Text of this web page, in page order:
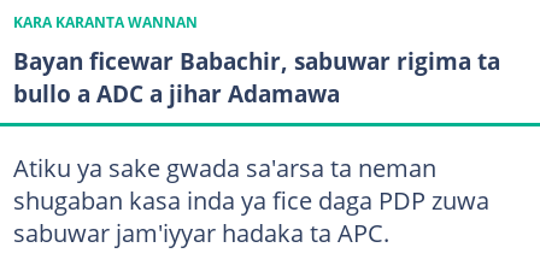
KARA KARANTA WANNAN
Bayan ficewar Babachir, sabuwar rigima ta
bullo a ADC a jihar Adamawa
Atiku ya sake gwada sa'arsa ta neman
shugaban kasa inda ya fice daga PDP zuwa
sabuwar jam'iyyar hadaka ta APC.